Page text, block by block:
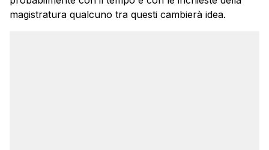
magistratura qualcuno tra questi cambierà idea.